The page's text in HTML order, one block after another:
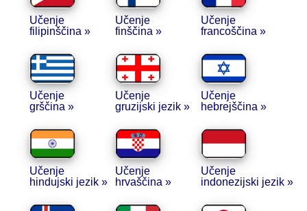
Učenje
filipinščina »
Učenje
finščina »
Učenje
francoščina »
Učenje
grščina »
Učenje
gruzijski jezik »
Učenje
hebrejščina »
Učenje
hindujski jezik »
Učenje
hrvaščina »
Učenje
indonezijski jezik »